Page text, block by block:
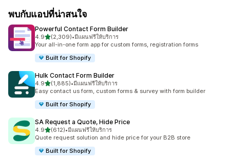
พบกับแอปที่น่าสนใจ
Powerful Contact Form Builder
4.9เต็ม 5 ดาว
(2,309)
ทั้งหมด 2309 รีวิว
•มีแผนฟรีให้บริการ
Your all-in-one form app for custom forms, registration forms
Built for Shopify
Hulk Contact Form Builder
4.9เต็ม 5 ดาว
(1,885)
ทั้งหมด 1885 รีวิว
•มีแผนฟรีให้บริการ
Easy contact us form, custom forms & survey with form builder
Built for Shopify
SA Request a Quote, Hide Price
4.9เต็ม 5 ดาว
(612)
ทั้งหมด 612 รีวิว
•มีแผนฟรีให้บริการ
Quote request solution and hide price for your B2B store
Built for Shopify